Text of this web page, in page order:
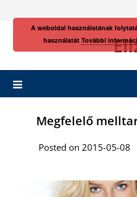
Megfelelő
Posted on 2015-05-08
A weboldal használatának
használatát További